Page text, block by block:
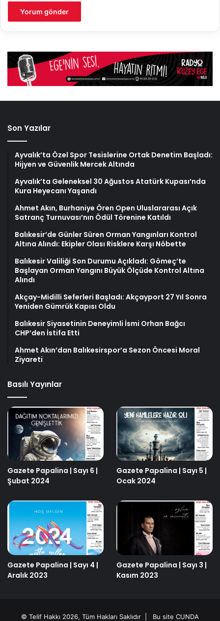
Son Yazılar
Ayvalık’ta Özel Spor Tesislerine Ortak Denetim Başladı:
Hijyen ve Güvenlik Mercek Altında
Ayvalık’ta Geleneksel 30 Ağustos Atatürk Kupası’nda
Kura Heyecanı Yaşandı
Ahmet Akın, Burhaniye Ören Open Uluslararası Açık
Satranç Turnuvası’nın Ödül Törenine Katıldı
Balıkesir’de Günler Süren Orman Yangınları Kontrol
Altına Alındı: Ekipler Olası Risklere Karşı Nöbette
Balıkesir Valiliği Son Durumu Açıkladı: Gömeç’te
Başlayan Orman Yangını Büyük Ölçüde Kontrol Altına
Alındı
Akçay-Midilli Seferleri Başladı: Akçayport 27 Yıl Sonra
Yeniden Gümrük Kapısı Oldu
Balıkesir Siyasetinin Deneyimli İsmi Orhan Bağcı
CHP’den İstifa Etti
Ahmet Akın’dan Balıkesirspor’a Sezon Öncesi Moral
Ziyareti
Basılı Yayınlar
Gazete Papalina | Sayı 6 |
Şubat 2024
Gazete Papalina | Sayı 5 |
Ocak 2024
Gazete Papalina | Sayı 4 |
Aralık 2023
Gazete Papalina | Sayı 3 |
Kasım 2023
© Telif Hakkı 2026, Tüm Hakları Saklıdır | Bu site CUNDA